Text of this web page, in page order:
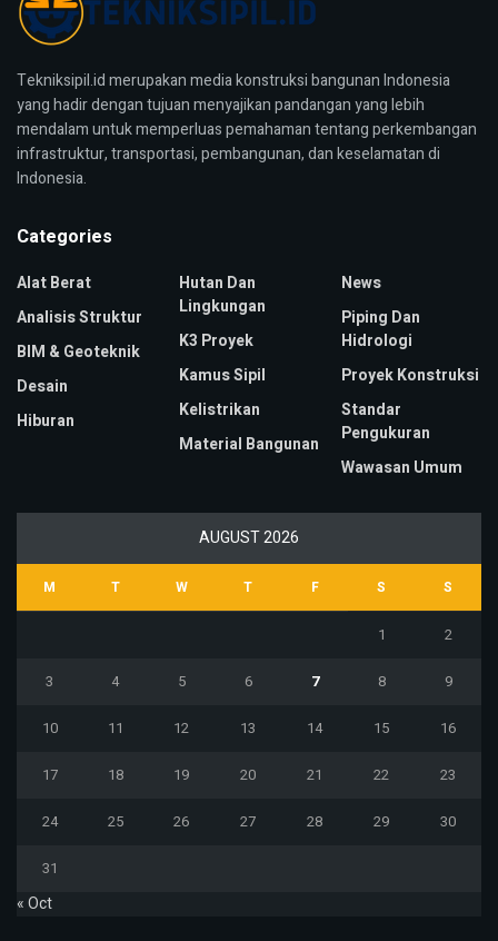
Tekniksipil.id merupakan media konstruksi bangunan Indonesia
yang hadir dengan tujuan menyajikan pandangan yang lebih
mendalam untuk memperluas pemahaman tentang perkembangan
infrastruktur, transportasi, pembangunan, dan keselamatan di
Indonesia.
Categories
Alat Berat
Analisis Struktur
BIM & Geoteknik
Desain
Hiburan
Hutan Dan
Lingkungan
K3 Proyek
Kamus Sipil
Kelistrikan
Material Bangunan
News
Piping Dan
Hidrologi
Proyek Konstruksi
Standar
Pengukuran
Wawasan Umum
AUGUST 2026
M T W T F S S
1 2
3 4 5 6 7 8 9
10 11 12 13 14 15 16
17 18 19 20 21 22 23
24 25 26 27 28 29 30
31
« Oct